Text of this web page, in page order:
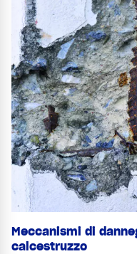
Meccanismi di
calcestruzzo